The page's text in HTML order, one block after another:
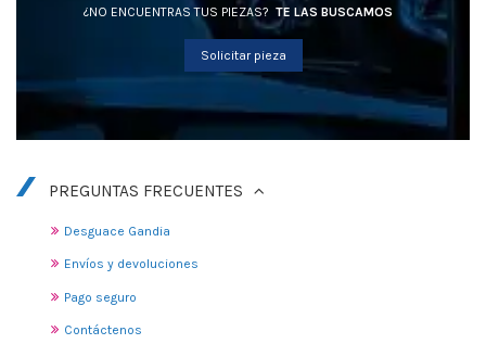
¿NO ENCUENTRAS TUS PIEZAS? TE LAS BUSCAMOS
Solicitar pieza
PREGUNTAS FRECUENTES
Desguace Gandia
Envíos y devoluciones
Pago seguro
Contáctenos